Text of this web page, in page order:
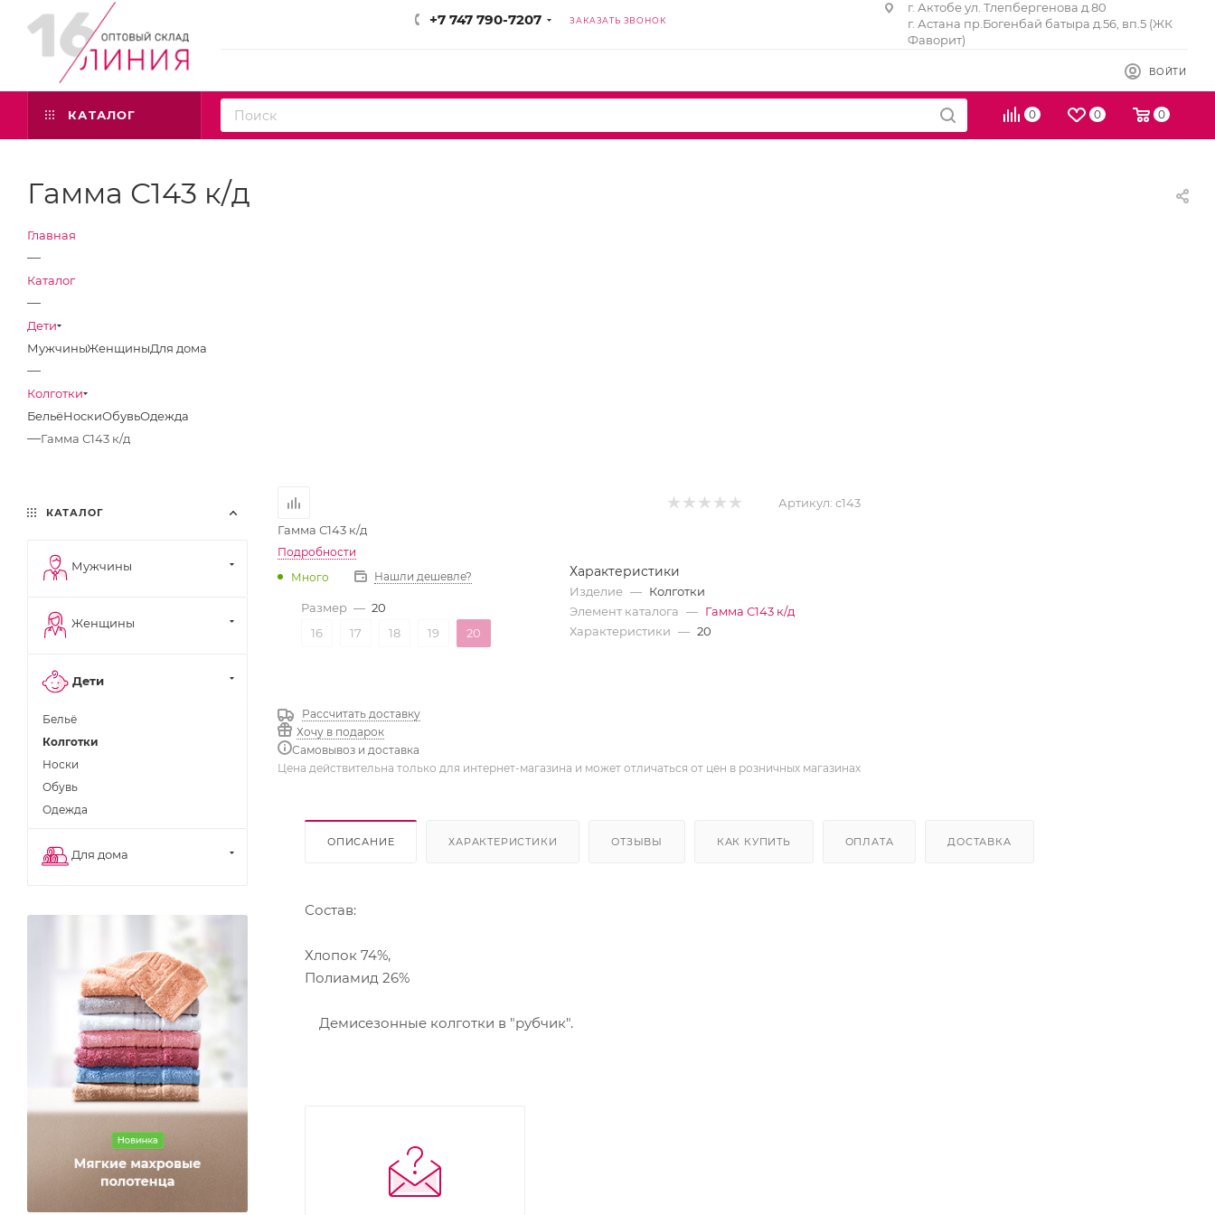
+7 747 790-7207 ЗАКАЗАТЬ ЗВОНОК
г. Актобе ул. Тлепбергенова д.80
г. Астана пр.Богенбай батыра д.56, вп.5 (ЖК
Фаворит)
ВОЙТИ
0 0 0
КАТАЛОГ
Гамма С143 к/д
Главная
—
Каталог
—
Дети
МужчиныЖенщиныДля дома
—
Колготки
БельёНоскиОбувьОдежда
—Гамма С143 к/д
Артикул: с143
Гамма С143 к/д
Подробности
Много
Нашли дешевле?
Размер — 20
16
17 18 19 20
Рассчитать доставку
Хочу в подарок
Самовывоз и доставка
Характеристики
Изделие — Колготки
Элемент каталога — Гамма С143 к/д
Характеристики — 20
Цена действительна только для интернет-магазина и может отличаться от цен в розничных магазинах
ОПИСАНИЕ ХАРАКТЕРИСТИКИ ОТЗЫВЫ КАК КУПИТЬ ОПЛАТА ДОСТАВКА
Состав:
Хлопок 74%,
Полиамид 26%
Демисезонные колготки в "рубчик".
КАТАЛОГ
Мужчины
Женщины
Дети
Бельё
Колготки
Носки
Обувь
Одежда
Для дома